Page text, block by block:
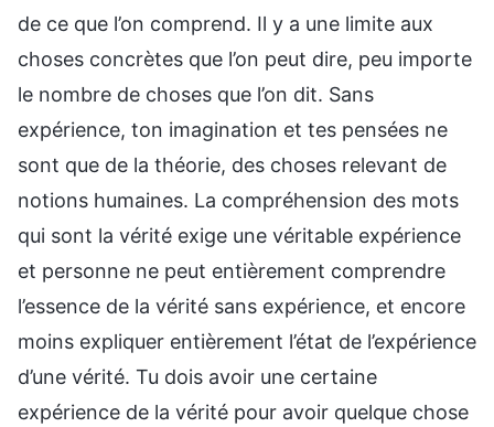
de ce que l’on comprend. Il y a une limite aux
choses concrètes que l’on peut dire, peu importe
le nombre de choses que l’on dit. Sans
expérience, ton imagination et tes pensées ne
sont que de la théorie, des choses relevant de
notions humaines. La compréhension des mots
qui sont la vérité exige une véritable expérience
et personne ne peut entièrement comprendre
l’essence de la vérité sans expérience, et encore
moins expliquer entièrement l’état de l’expérience
d’une vérité. Tu dois avoir une certaine
expérience de la vérité pour avoir quelque chose